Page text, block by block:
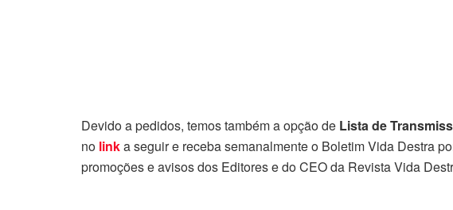
Devido a pedidos, temos também a opção de Lista de
no linka seguir e receba semanalmente o Boletim Vida Destra
promoções e avisos dos Editores e do CEO da Revista Vida